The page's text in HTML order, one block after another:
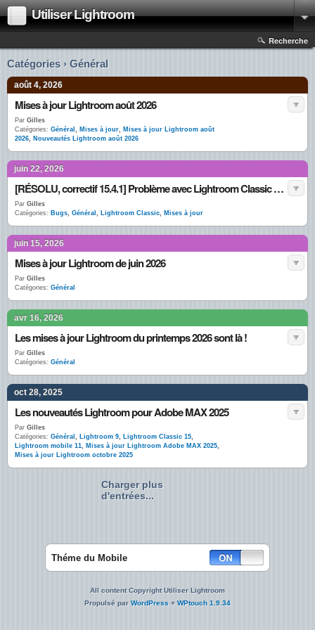
Utiliser Lightroom
Recherche
Catégories › Général
août 4, 2026
Mises à jour Lightroom août 2026
Par Gilles
Catégories: Général , Mises à jour, Mises à jour Lightroom août
2026, Nouveautés Lightroom août 2026
juin 22, 2026
[RÉSOLU, correctif 15.4.1] Problème avec Lightroom Classic 15.4
Par Gilles
Catégories: Bugs, Général , Lightroom Classic, Mises à jour
juin 15, 2026
Mises à jour Lightroom de juin 2026
Par Gilles
Catégories: Général
avr 16, 2026
Les mises à jour Lightroom du printemps 2026 sont là !
Par Gilles
Catégories: Général
oct 28, 2025
Les nouveautés Lightroom pour Adobe MAX 2025
Par Gilles
Catégories: Général , Lightroom 9, Lightroom Classic 15,
Lightroom mobile 11, Mises à jour Lightroom Adobe MAX 2025,
Mises à jour Lightroom octobre 2025
Charger plus
d'entrées...
Théme du Mobile
All content Copyright Utiliser Lightroom
Propulsé parWordPress + WPtouch 1.9.34